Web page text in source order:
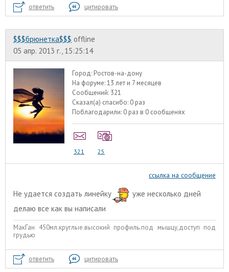
ответить цитировать
$$$брюнетка$$$ offline
05 апр. 2013 г., 15:25:14
Город: Ростов-на-дону
На форуме:13 лет и 7 месяцев
Сообщений: 321
Сказал(а) спасибо: 0 раз
Поблагодарили: 0 раз в 0 сообщенях
321 25
ссылка на сообщение
Не удается создать линейку
уже несколько дней
делаю все как вы написали
МакГан 450мл.круглые.высокий профиль.под мышцу,доступ под
грудью
ответить цитировать